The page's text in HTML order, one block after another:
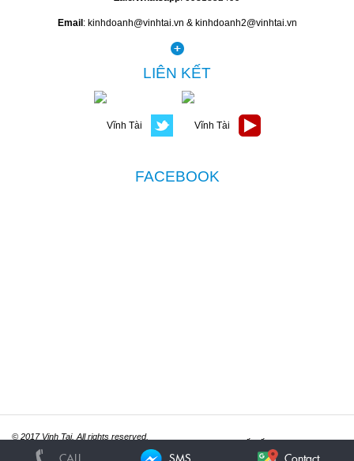
Email : kinhdoanh@vinhtai.vn & kinhdoanh2@vinhtai.vn
LIÊN KẾT
FACEBOOK
© 2017 Vinh Tai. All rights reserved.
Thiết kế websiteITGreen.vn